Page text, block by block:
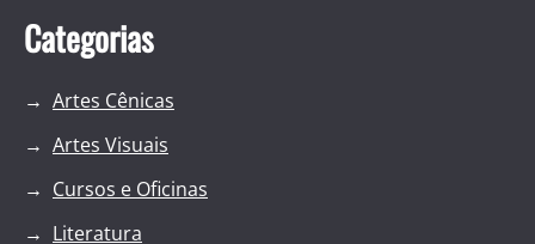
Categorias
Artes Cênicas
Artes Visuais
Cursos e Oficinas
Literatura